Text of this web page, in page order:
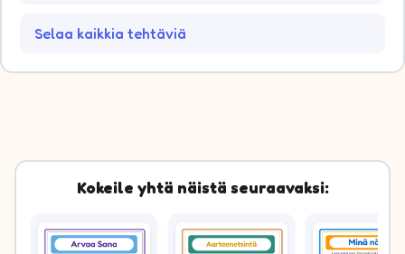
Selaa kaikkia tehtäviä
Kokeile yhtä näistä seuraavaksi: